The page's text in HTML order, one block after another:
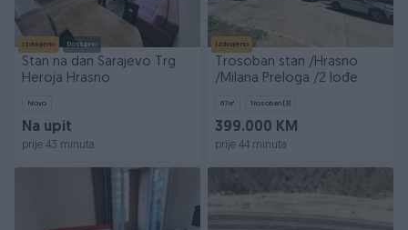
Izdvojeno Dostupno
Stan na dan Sarajevo Trg
Heroja Hrasno
Novo
Na upit
prije 43 minuta
Izdvojeno
Trosoban stan /Hrasno
/Milana Preloga /2 lođe
67㎡ Trosoban (3)
399.000 KM
prije 44 minuta